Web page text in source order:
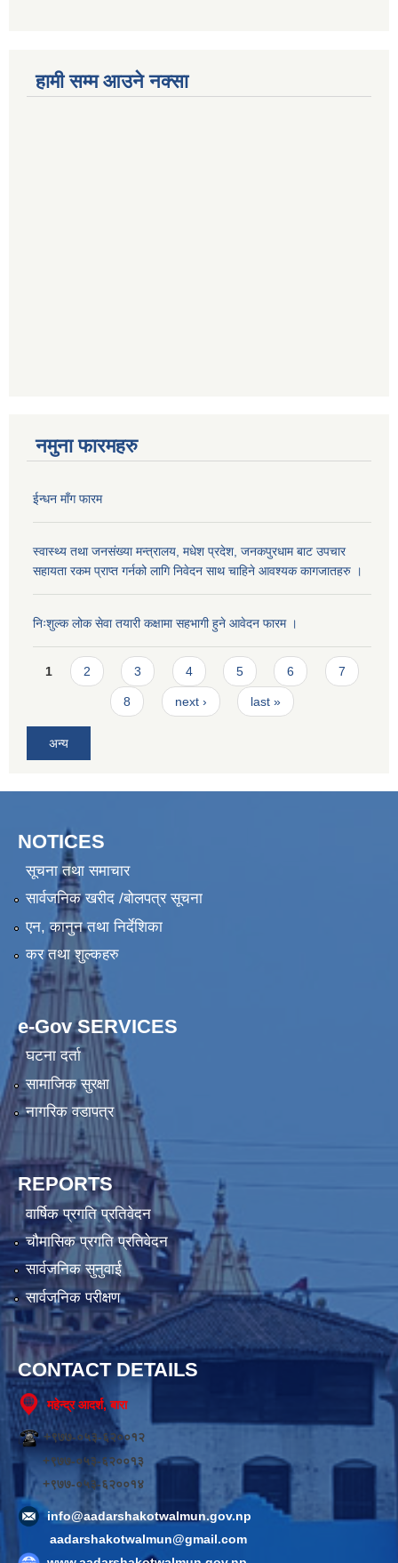
हामी सम्म आउने नक्सा
नमुना फारमहरु
ईन्धन माँग फारम
स्वास्थ्य तथा जनसंख्या मन्त्रालय, मधेश प्रदेश, जनकपुरधाम बाट उपचार
सहायता रकम प्राप्त गर्नको लागि निवेदन साथ चाहिने आवश्यक कागजातहरु ।
निःशुल्क लोक सेवा तयारी कक्षामा सहभागी हुने आवेदन फारम ।
Pages
1 2 3 4 5 6 7
8 next › last »
अन्य
NOTICES
सूचना तथा समाचार
सार्वजनिक खरीद /बोलपत्र सूचना
एन, कानुन तथा निर्देशिका
कर तथा शुल्कहरु
e-Gov SERVICES
घटना दर्ता
सामाजिक सुरक्षा
नागरिक वडापत्र
REPORTS
वार्षिक प्रगति प्रतिवेदन
चौमासिक प्रगति प्रतिवेदन
सार्वजनिक सुनुवाई
सार्वजनिक परीक्षण
CONTACT DETAILS
महेन्द्र आदर्श, बारा
+९७७-०५३-६२००१२
+९७७-०५३-६२००१३
+९७७-०५३-६२००१४
info@aadarshakotwalmun.gov.np
aadarshakotwalmun@gmail.com